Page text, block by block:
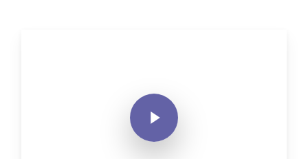
Play Video